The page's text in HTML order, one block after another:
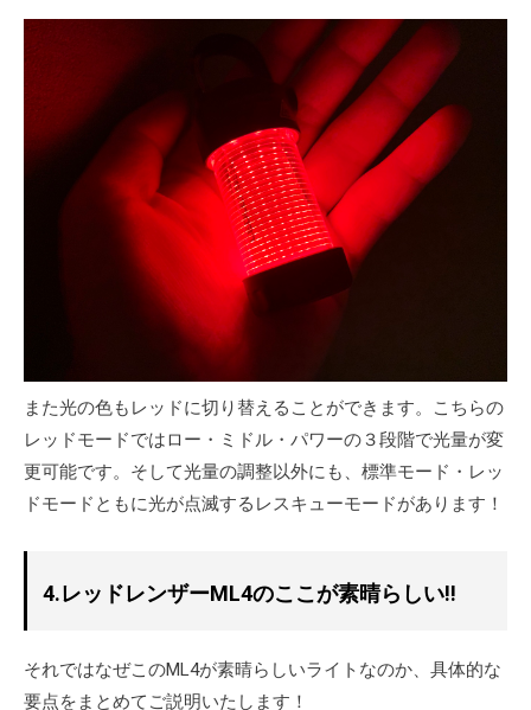
また光の色もレッドに切り替えることができます。こちらの
レッドモードではロー・ミドル・パワーの３段階で光量が変
更可能です。そして光量の調整以外にも、標準モード・レッ
ドモードともに光が点滅するレスキューモードがあります！
4.レッドレンザーML4のここが素晴らしい!!
それではなぜこのML4が素晴らしいライトなのか、具体的な
要点をまとめてご説明いたします！